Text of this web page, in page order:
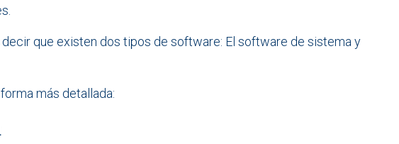
decir que existen dos tipos de software: El software de sistema y
más detallada: